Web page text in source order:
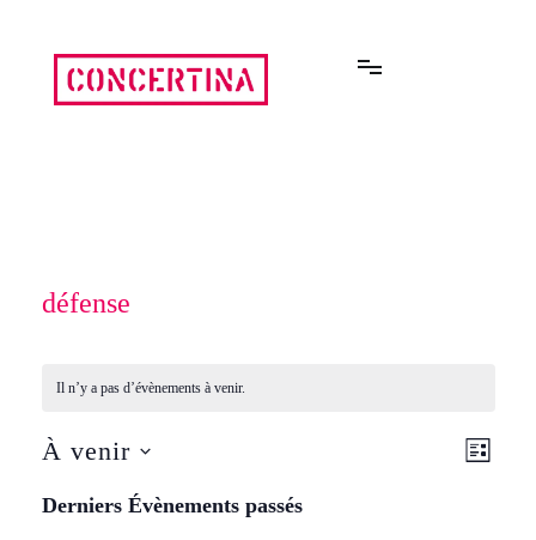
contenu
défense
Il n’y a pas d’évènements à venir.
LISTE
À venir
une
Derniers Évènements passés